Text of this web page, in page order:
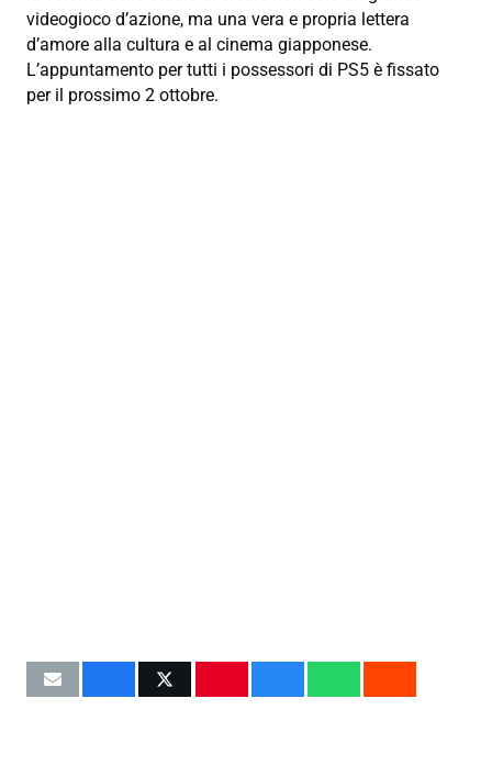
videogioco d’azione, ma una vera e propria lettera
d’amore alla cultura e al cinema giapponese.
L’appuntamento per tutti i possessori di PS5 è fissato
per il prossimo 2 ottobre.